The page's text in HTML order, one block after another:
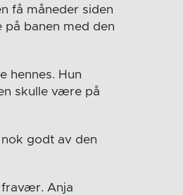
få måneder siden
på banen med den
hennes. Hun
skulle være på
godt av den
fravær. Anja